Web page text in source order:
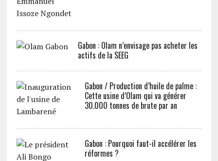
Gabon : Olam n’envisage pas acheter les
actifs de la SEEG
Gabon / Production d’huile de palme :
Cette usine d’Olam qui va générer
30.000 tonnes de brute par an
Gabon : Pourquoi faut-il accélérer les
réformes ?